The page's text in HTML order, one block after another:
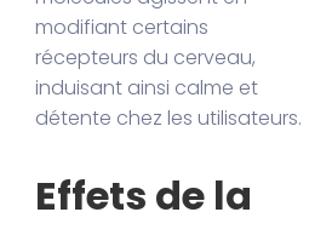
modifiant certains
récepteurs du cerveau,
induisant ainsi calme et
détente chez les utilisateurs.
Effets de la